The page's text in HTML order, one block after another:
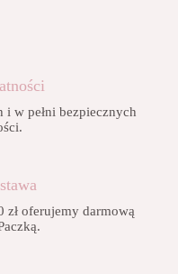
w pełni bezpiecznych
zł oferujemy darmową